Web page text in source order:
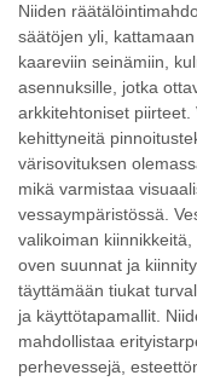
Niiden
säätöjen yli,
kaareviin seinämiin,
asennuksille, jotka
arkkitehtoniset
kehittyneitä
värisovituksen
mikä varmistaa
vessaympäristössä.
valikoiman
oven suunnat ja
täyttämään tiukat
ja käyttötapamallit.
mahdollistaa
perhevessejä,